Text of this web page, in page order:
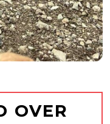
OVER